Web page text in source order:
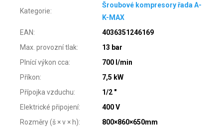
Kategorie:
Šroubové kompresory řada A-
K-MAX
EAN:
4036351246169
Max. provozní tlak:
13 bar
Plnící výkon cca:
700 l/min
Příkon:
7,5 kW
Přípojka vzduchu:
1/2 "
Elektrické připojení:
400 V
Rozměry (š × v × h):
800×860×650mm